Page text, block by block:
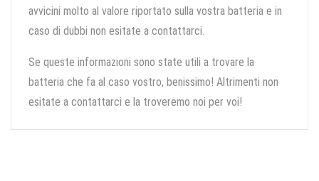
avvicini molto al valore riportato sulla vostra batteria e in
caso di dubbi non esitate a contattarci.
Se queste informazioni sono state utili a trovare la
batteria che fa al caso vostro, benissimo! Altrimenti non
esitate a contattarci e la troveremo noi per voi!